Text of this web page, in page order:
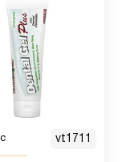
vt1711